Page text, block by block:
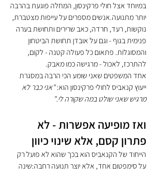
במיוחד אצל חולי פרקינסון, המחלה פוגעת בהרבה
יותר מתנועה.אנשים מספרים על עייפות מצטברת,
נוקשות, רעד, חרדה, כאב שרירים ותחושת בערה
פנימית בגוף - וגם על אובדן תחושת הביטחון
והמסוגלות. פתאום כל פעולה קטנה - לקום,
להתרכז, לאכול - מרגישה כמו מאבק.
אחד המשפטים שאני שומע הכי הרבה במסגרת
ייעוץ קנאביס לחולי פרקינסון הוא: "אני כבר לא
מרגיש שאני שולט במה שקורה לי."
ואז מופיעה אפשרות - לא
פתרון קסם, אלא שינוי כיוון
הייחוד של הקנאביס הוא בכך שהוא לא פועל רק
על סימפטום אחד, אלא יוצר תנועה רחבה:שינה